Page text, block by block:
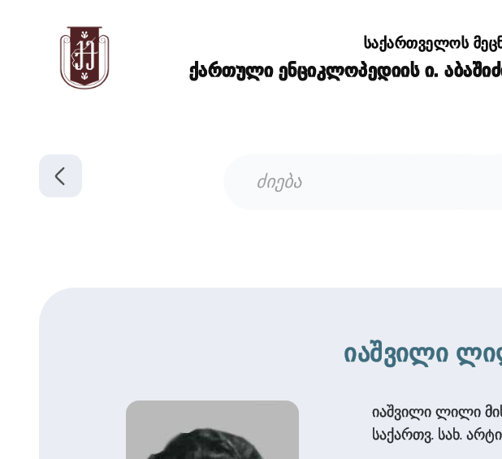
საქართველოს
ქართული ენციკლოპედიის ი.
იაშვილი
იაშვილი ლილი
საქართვ. სახ.